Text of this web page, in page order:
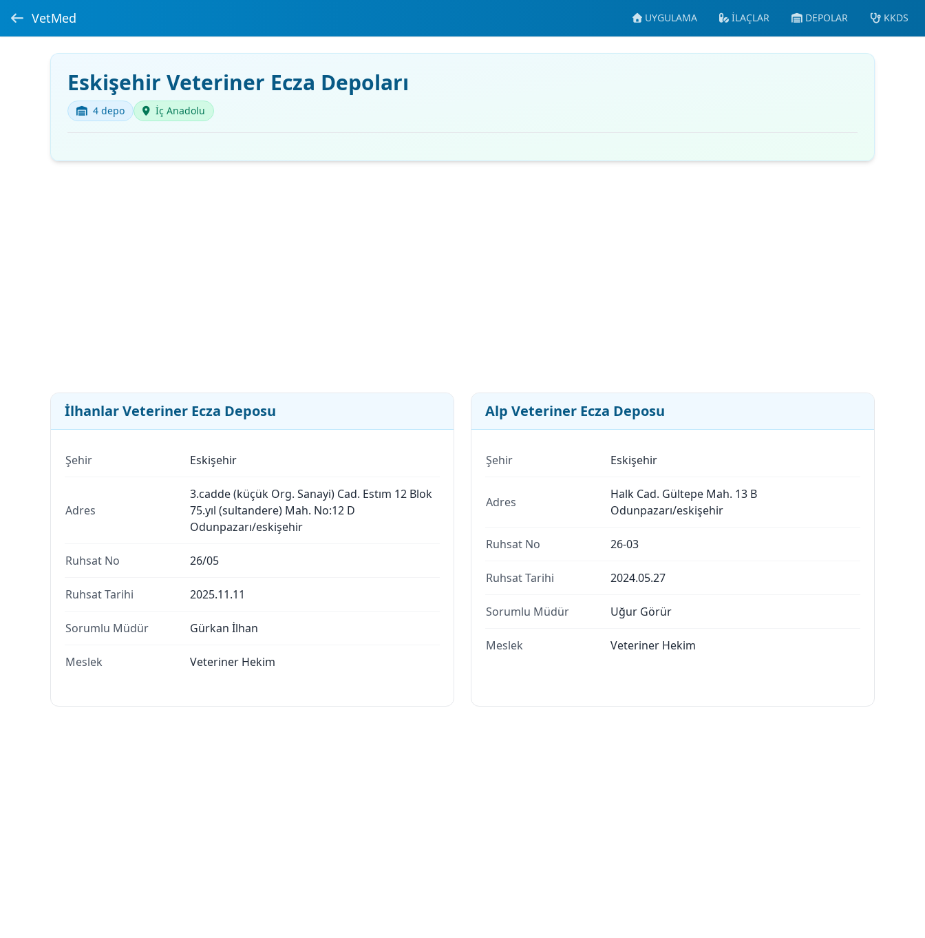
VetMed UYGULAMA İLAÇLAR DEPOLAR KKDS
Eskişehir Veteriner Ecza Depoları
4 depo İç Anadolu
İlhanlar Veteriner Ecza Deposu
Şehir Eskişehir
Adres
3.cadde (küçük Org. Sanayi) Cad. Estım 12 Blok
75.yıl (sultandere) Mah. No:12 D
Odunpazarı/eskişehir
Ruhsat No 26/05
Ruhsat Tarihi 2025.11.11
Sorumlu Müdür Gürkan İlhan
Meslek Veteriner Hekim
Alp Veteriner Ecza Deposu
Şehir Eskişehir
Adres
Halk Cad. Gültepe Mah. 13 B
Odunpazarı/eskişehir
Ruhsat No 26-03
Ruhsat Tarihi 2024.05.27
Sorumlu Müdür Uğur Görür
Meslek Veteriner Hekim